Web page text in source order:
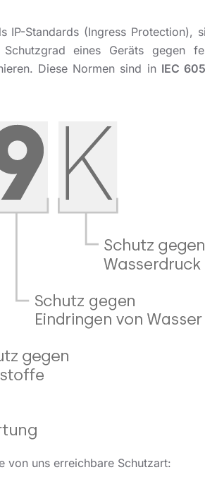
IP-Standards (Ingress Protection),
eines Geräts gegen
Diese Normen sind in IEC
von uns erreichbare Schutzart: